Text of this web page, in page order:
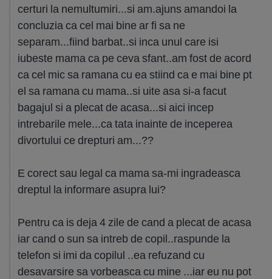
certuri la nemultumiri...si am.ajuns amandoi la
concluzia ca cel mai bine ar fi sa ne
separam...fiind barbat..si inca unul care isi
iubeste mama ca pe ceva sfant..am fost de acord
ca cel mic sa ramana cu ea stiind ca e mai bine pt
el sa ramana cu mama..si uite asa si-a facut
bagajul si a plecat de acasa...si aici incep
intrebarile mele...ca tata inainte de inceperea
divortului ce drepturi am...??
E corect sau legal ca mama sa-mi ingradeasca
dreptul la informare asupra lui?
Pentru ca is deja 4 zile de cand a plecat de acasa
iar cand o sun sa intreb de copil..raspunde la
telefon si imi da copilul ..ea refuzand cu
desavarsire sa vorbeasca cu mine ...iar eu nu pot